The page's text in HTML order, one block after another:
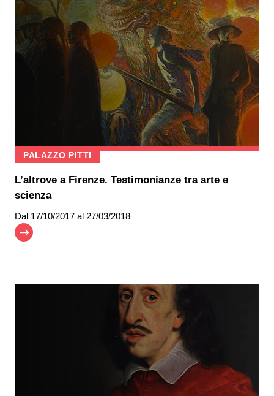
PALAZZO PITTI
L’altrove a Firenze. Testimonianze tra arte e
scienza
Dal 17/10/2017 al 27/03/2018